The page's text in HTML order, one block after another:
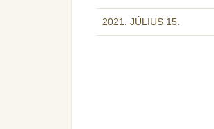
2021. JÚLIUS 15.